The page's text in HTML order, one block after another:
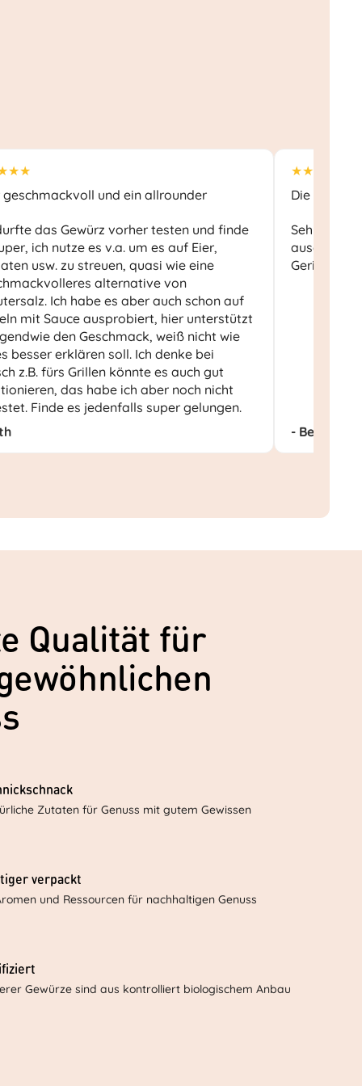
geschmackvoll und ein allrounder
das Gewürz vorher testen und finde
ich nutze es v.a. um es auf Eier,
usw. zu streuen, quasi wie eine
alternative von
Ich habe es aber auch schon auf
mit Sauce ausprobiert, hier unterstützt
den Geschmack, weiß nicht wie
besser erklären soll. Ich denke bei
z.B. fürs Grillen könnte es auch gut
das habe ich aber noch nicht
Finde es jedenfalls super gelungen.
★★★★★
Die
Sehr
Gericht
- Beat S.
Qualität für
Zutaten für Genuss mit gutem Gewissen
verpackt
und Ressourcen für nachhaltigen Genuss
Gewürze sind aus kontrolliert biologischem Anbau